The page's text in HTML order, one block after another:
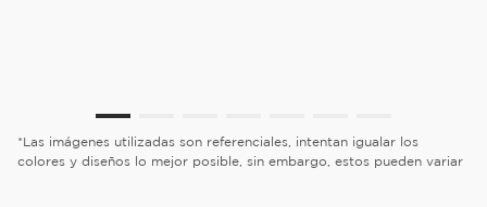
*Las imágenes utilizadas son referenciales, intentan igualar los
colores y diseños lo mejor posible, sin embargo, estos pueden variar